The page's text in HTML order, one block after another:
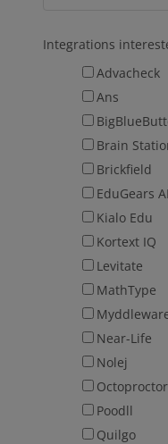
Integrations
Advacheck
Ans
Brain
Brickfield
EduGears AI
Kialo Edu
Kortext IQ
Levitate
MathType
Near-Life
Nolej
Octoproctor
Poodll
Quilgo